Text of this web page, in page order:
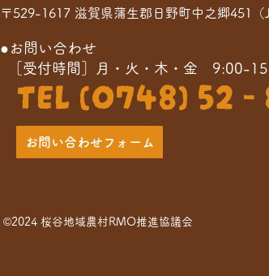
TEL (0748) 52 -
●お問い合わせ
［受付時間］月・火・木・金 9:00-
〒529-1617 滋賀県蒲生郡日野町中之郷451（
お問い合わせフォーム
©2024 桜谷地域農村RMO推進協議会